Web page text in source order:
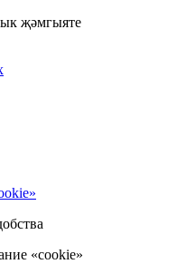
җәмгыяте
«cookie»